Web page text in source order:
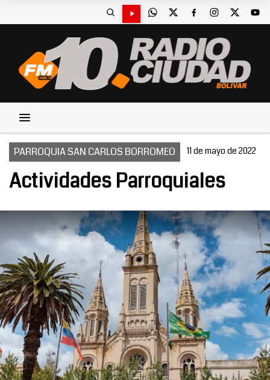
PARROQUIA SAN CARLOS BORROMEO 11 de mayo de 2022
Actividades Parroquiales